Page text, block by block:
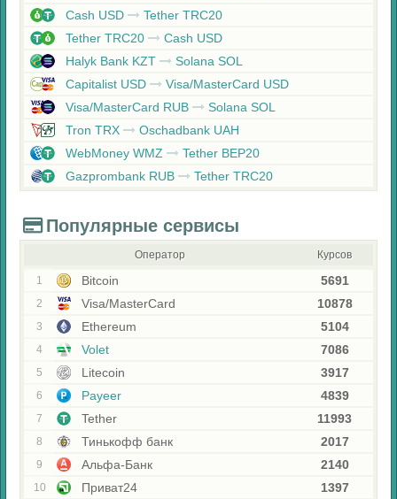
Cash USD
Tether TRC20
Tether TRC20
Cash USD
Halyk Bank KZT
Solana SOL
Capitalist USD
Visa/MasterCard USD
Visa/MasterCard RUB
Solana SOL
Tron TRX
Oschadbank UAH
WebMoney WMZ
Tether BEP20
Gazprombank RUB
Tether TRC20
Популярные сервисы
Оператор Курсов
1 Bitcoin 5691
2 Visa/MasterCard 10878
3 Ethereum 5104
4 Volet 7086
5 Litecoin 3917
6 Payeer 4839
7 Tether 11993
8 Тинькофф банк 2017
9 Альфа-Банк 2140
10 Приват24 1397